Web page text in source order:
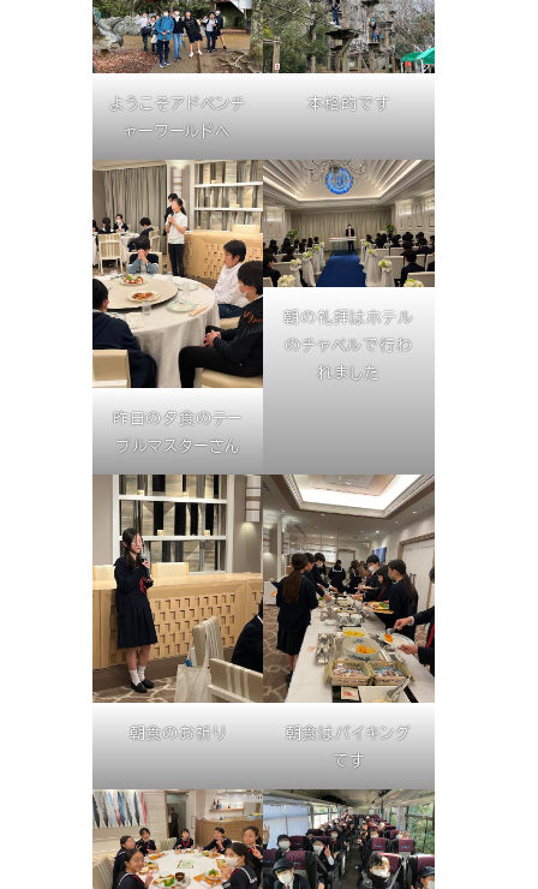
ようこそアドベンチ
ャーワールドへ
本格的です
昨日の夕食のテー
ブルマスターさん
朝の礼拝はホテル
のチャペルで行わ
れました
朝食のお祈り
朝食はバイキング
です